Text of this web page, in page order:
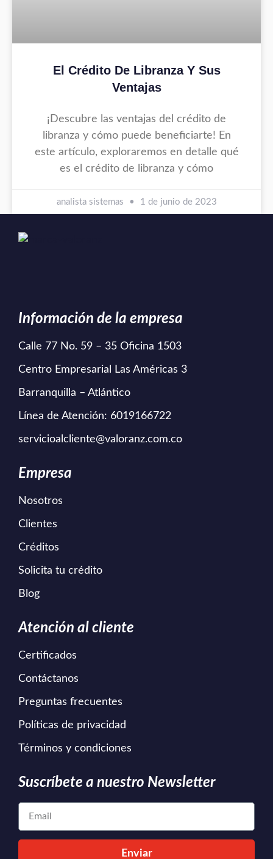
El Crédito De Libranza Y Sus
Ventajas
¡Descubre las ventajas del crédito de
libranza y cómo puede beneficiarte! En
este artículo, exploraremos en detalle qué
es el crédito de libranza y cómo
analista sistemas 1 de junio de 2023
Información de la empresa
Calle 77 No. 59 – 35 Oficina 1503
Centro Empresarial Las Américas 3
Barranquilla – Atlántico
Línea de Atención: 6019166722
servicioalcliente@valoranz.com.co
Empresa
Nosotros
Clientes
Créditos
Solicita tu crédito
Blog
Atención al cliente
Certificados
Contáctanos
Preguntas frecuentes
Políticas de privacidad
Términos y condiciones
Suscríbete a nuestro Newsletter
Enviar